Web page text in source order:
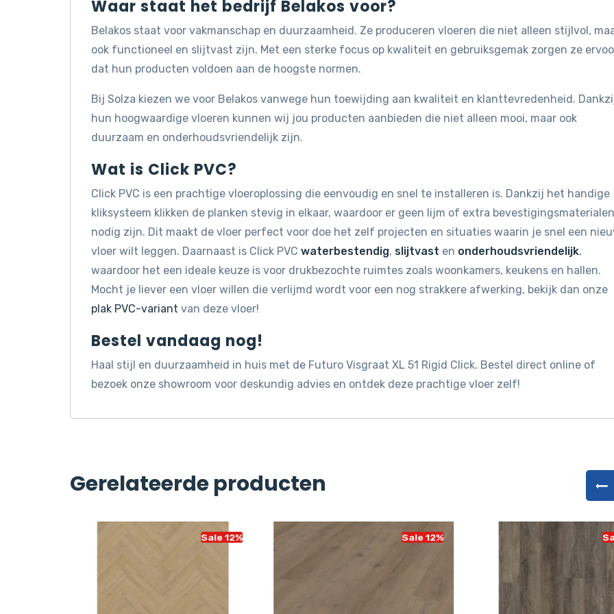
Waar staat het bedrijf Belakos voor?
Belakos staat voor vakmanschap en duurzaamheid. Ze produceren vloeren die niet alleen stijlvol,
ook functioneel en slijtvast zijn. Met een sterke focus op kwaliteit en gebruiksgemak zorgen ze
dat hun producten voldoen aan de hoogste normen.
Bij Solza kiezen we voor Belakos vanwege hun toewijding aan kwaliteit en klanttevredenheid.
hun hoogwaardige vloeren kunnen wij jou producten aanbieden die niet alleen mooi, maar ook
duurzaam en onderhoudsvriendelijk zijn.
Wat is Click PVC?
Click PVC is een prachtige vloeroplossing die eenvoudig en snel te installeren is. Dankzij het handige
kliksysteem klikken de planken stevig in elkaar, waardoor er geen lijm of extra bevestigingsmaterialen
nodig zijn. Dit maakt de vloer perfect voor doe het zelf projecten en situaties waarin je snel een
vloer wilt leggen. Daarnaast is Click PVC waterbestendig, slijtvast en onderhoudsvriendelijk,
waardoor het een ideale keuze is voor drukbezochte ruimtes zoals woonkamers, keukens en hallen.
Mocht je liever een vloer willen die verlijmd wordt voor een nog strakkere afwerking, bekijk dan onze
plak PVC-variant van deze vloer!
Bestel vandaag nog!
Haal stijl en duurzaamheid in huis met de Futuro Visgraat XL 51 Rigid Click. Bestel direct online of
bezoek onze showroom voor deskundig advies en ontdek deze prachtige vloer zelf!
Gerelateerde producten
Sale 12% Sale 12%